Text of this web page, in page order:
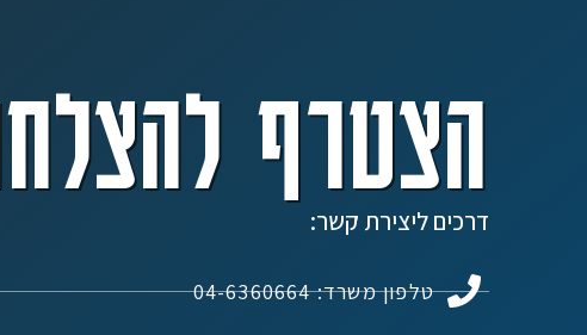
הצטרף
דרכים ליצירת קשר:
טלפון משרד: 04-6360664